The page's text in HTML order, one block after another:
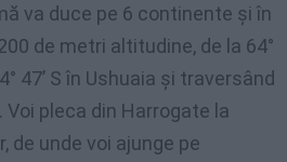
va duce pe 6 continente și în
de metri altitudine, de la 64°
47’ S în Ushuaia și traversând
pleca din Harrogate la
de unde voi ajunge pe